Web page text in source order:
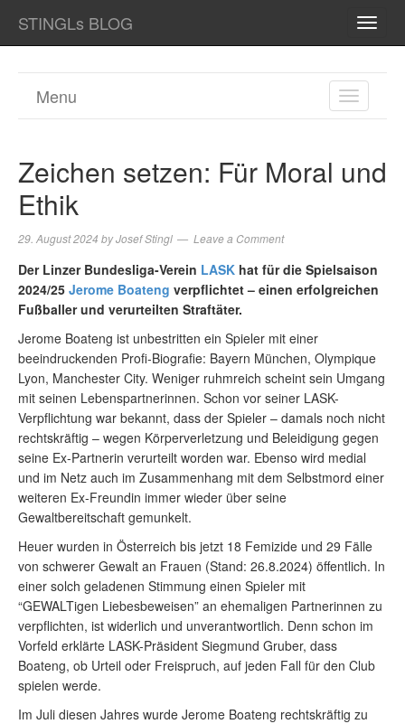
STINGLs BLOG
TOGGLE
Menu
Zeichen setzen: Für Moral und
Ethik
29. August 2024 byJosef Stingl Leave a Comment
Der Linzer Bundesliga-Verein LASK hat für die Spielsaison
2024/25 Jerome Boateng verpflichtet – einen erfolgreichen
Fußballer und verurteilten Straftäter.
Jerome Boateng ist unbestritten ein Spieler mit einer
beeindruckenden Profi-Biografie: Bayern München, Olympique
Lyon, Manchester City. Weniger ruhmreich scheint sein Umgang
mit seinen Lebenspartnerinnen. Schon vor seiner LASK-
Verpflichtung war bekannt, dass der Spieler – damals noch nicht
rechtskräftig – wegen Körperverletzung und Beleidigung gegen
seine Ex-Partnerin verurteilt worden war. Ebenso wird medial
und im Netz auch im Zusammenhang mit dem Selbstmord einer
weiteren Ex-Freundin immer wieder über seine
Gewaltbereitschaft gemunkelt.
Heuer wurden in Österreich bis jetzt 18 Femizide und 29 Fälle
von schwerer Gewalt an Frauen (Stand: 26.8.2024) öffentlich. In
einer solch geladenen Stimmung einen Spieler mit
“GEWALTigen Liebesbeweisen” an ehemaligen Partnerinnen zu
verpflichten, ist widerlich und unverantwortlich. Denn schon im
Vorfeld erklärte LASK-Präsident Siegmund Gruber, dass
Boateng, ob Urteil oder Freispruch, auf jeden Fall für den Club
spielen werde.
Im Juli diesen Jahres wurde Jerome Boateng rechtskräftig zu